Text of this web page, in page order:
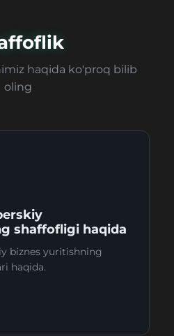
haqida ko'proq bilib
oling
shaffofligi haqida
biznes yuritishning
haqida.